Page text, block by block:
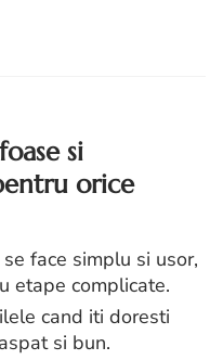
si
orice
face simplu si usor,
etape complicate.
cand iti doresti
si bun.